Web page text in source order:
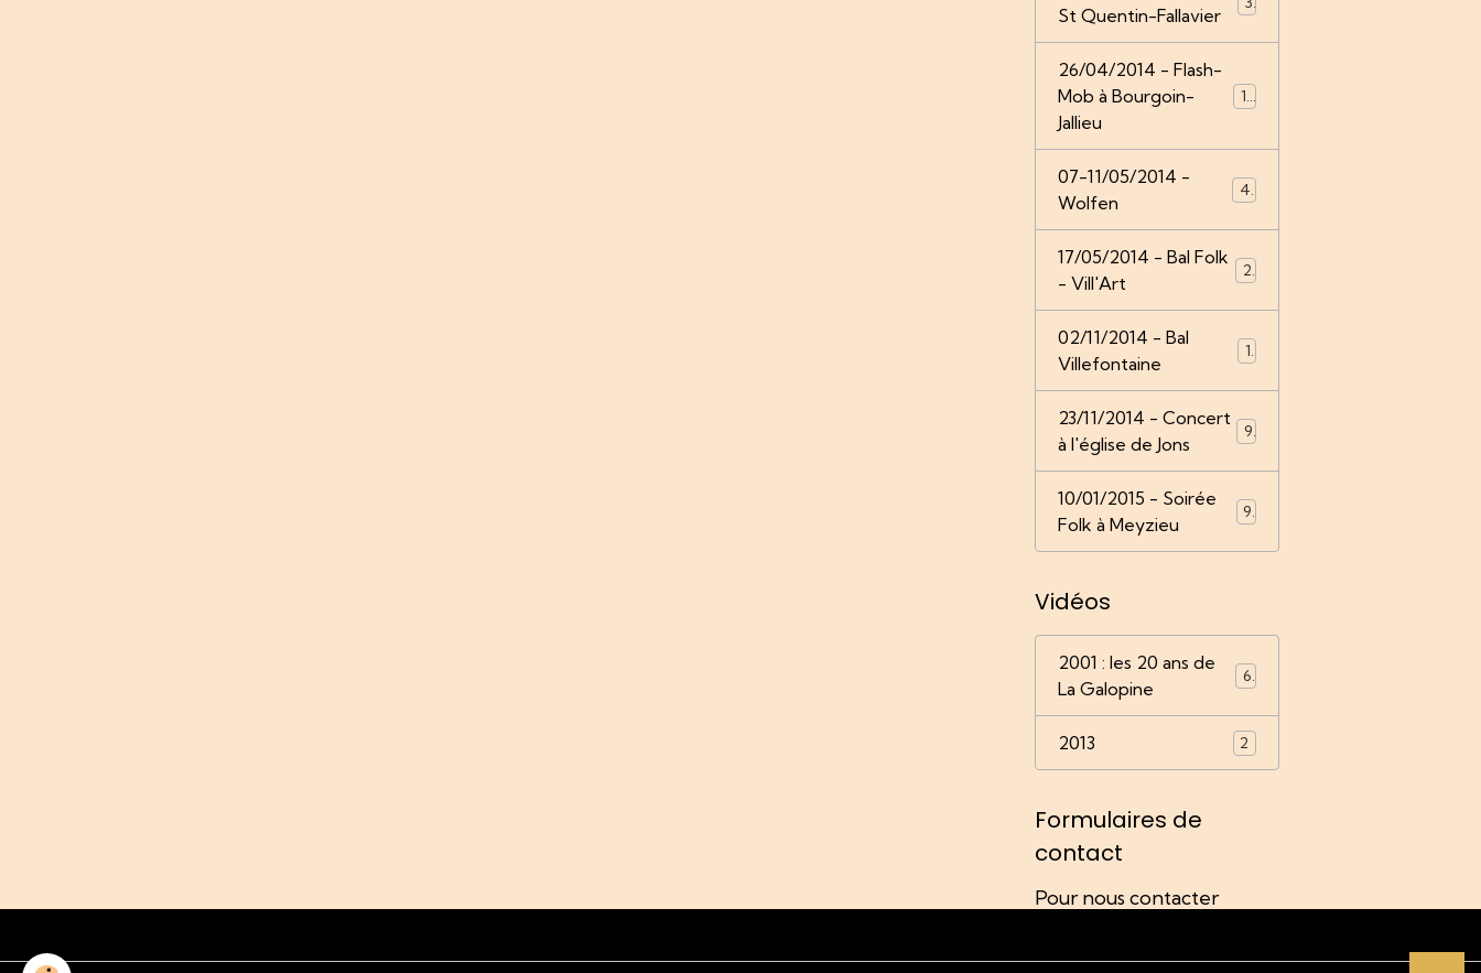
St Quentin-Fallavier
26/04/2014 - Flash-
Mob à Bourgoin-
Jallieu
14
07-11/05/2014 -
Wolfen
4
17/05/2014 - Bal Folk
- Vill'Art
2
02/11/2014 - Bal
Villefontaine
1
23/11/2014 - Concert
à l'église de Jons
9
10/01/2015 - Soirée
Folk à Meyzieu
9
Vidéos
2001 : les 20 ans de
La Galopine
6
2013 2
Formulaires de
contact
Pour nous contacter